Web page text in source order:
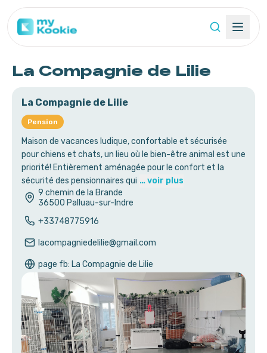
La Compagnie de Lilie
La Compagnie de Lilie
Pension
Maison de vacances ludique, confortable et sécurisée
pour chiens et chats, un lieu où le bien-être animal est une
priorité! Entièrement aménagée pour le confort et la
sécurité des pensionnaires qui … voir plus
9 chemin de la Brande
36500 Palluau-sur-Indre
+33748775916
lacompagniedelilie@gmail.com
page fb: La Compagnie de Lilie